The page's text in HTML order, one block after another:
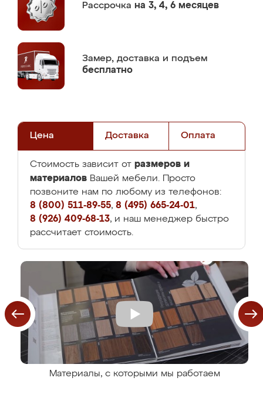
Рассрочка на 3, 4, 6 месяцев
Замер, доставка и подъем
бесплатно
Цена Доставка Оплата
Стоимость зависит от размеров и
материалов Вашей мебели. Просто
позвоните нам по любому из телефонов:
8 (800) 511-89-55, 8 (495) 665-24-01,
8 (926) 409-68-13, и наш менеджер быстро
рассчитает стоимость.
Материалы, с которыми мы работаем